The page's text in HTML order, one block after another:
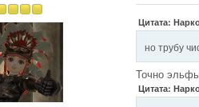
Цитата:
но трубу
Точно
Цитата: